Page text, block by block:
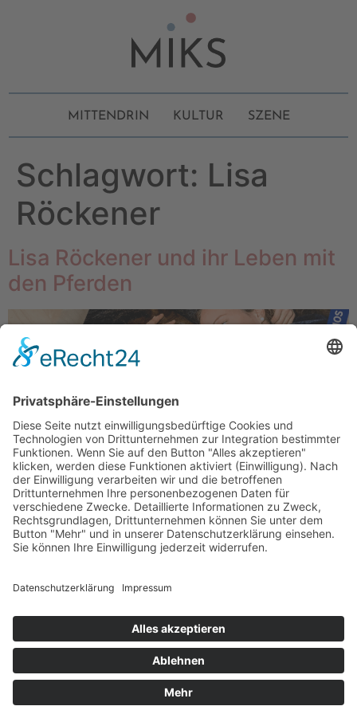
MITTENDRIN KULTUR SZENE
Schlagwort: Lisa
Röckener
Lisa Röckener und ihr Leben mit
den Pferden
Ihr neues Buch inspiriert und lüftet dennoch den
ihre tägliche Arbeit an sich selbst und mit den geliebten
Pferden …
Datenschutzerklärung